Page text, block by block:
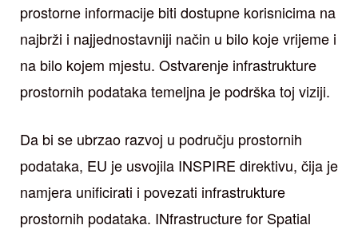
prostorne informacije biti dostupne korisnicima na
najbrži i najjednostavniji način u bilo koje vrijeme i
na bilo kojem mjestu. Ostvarenje infrastrukture
prostornih podataka temeljna je podrška toj viziji.
Da bi se ubrzao razvoj u području prostornih
podataka, EU je usvojila INSPIRE direktivu, čija je
namjera unificirati i povezati infrastrukture
prostornih podataka. INfrastructure for Spatial